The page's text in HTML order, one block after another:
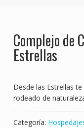
Complejo de
Estrellas
Desde las Estrellas
rodeado de
Categoría: